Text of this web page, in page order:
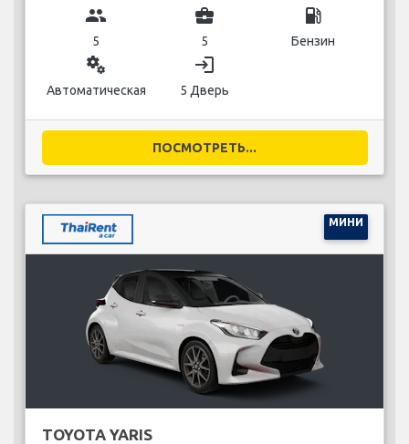
group
5
business_center
5
local_gas_station
Бензин
miscellaneous_services
Автоматическая
login
5 Дверь
ПОСМОТРЕТЬ...
МИНИ
TOYOTA YARIS